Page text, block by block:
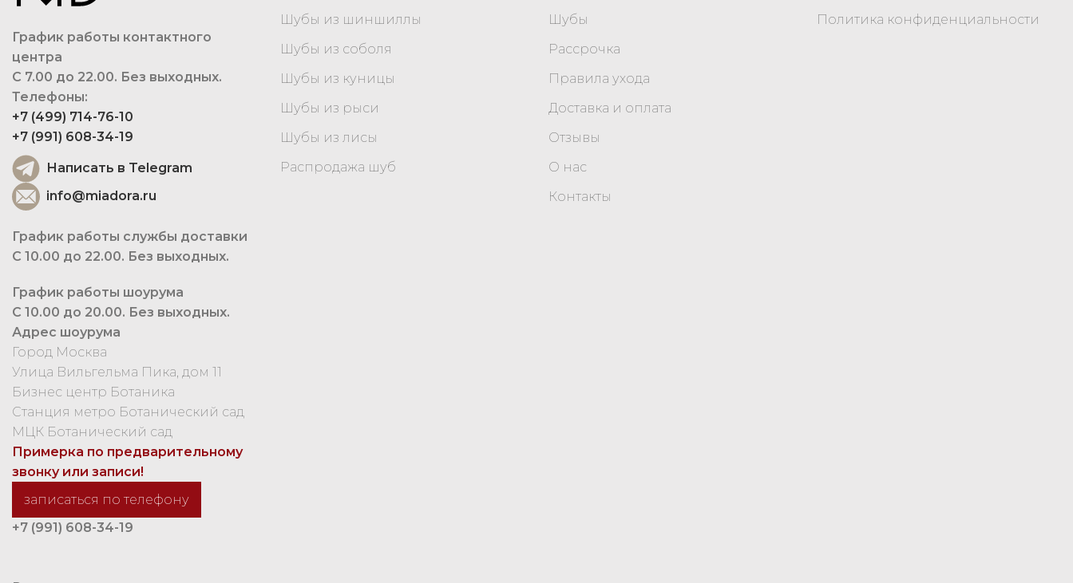
График работы контактного
центра
С 7.00 до 22.00. Без выходных.
Телефоны:
+7 (499) 714-76-10
+7 (991) 608-34-19
Написать в Telegram
info@miadora.ru
График работы службы доставки
С 10.00 до 22.00. Без выходных.
График работы шоурума
С 10.00 до 20.00. Без выходных.
Адрес шоурума
Город Москва
Улица Вильгельма Пика, дом 11
Бизнес центр Ботаника
Станция метро Ботанический сад
МЦК Ботанический сад
Примерка по предварительному
звонку или записи!
записаться по телефону
+7 (991) 608-34-19
Шубы из шиншиллы
Шубы из соболя
Шубы из куницы
Шубы из рыси
Шубы из лисы
Распродажа шуб
Шубы
Рассрочка
Правила ухода
Доставка и оплата
Отзывы
О нас
Контакты
Политика конфиденциальности